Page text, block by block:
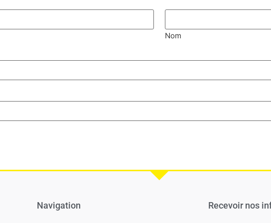
Nom
Navigation Recevoir nos